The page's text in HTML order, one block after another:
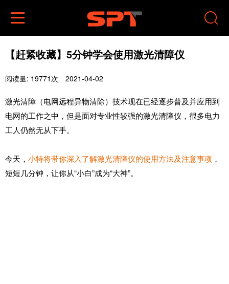
 
【赶紧收藏】5分钟学会使用激光清障仪
阅读量: 19771次 2021-04-02
激光清障（电网远程异物清除）技术现在已经逐步普及并应用到
电网的工作之中，但是面对专业性较强的激光清障仪，很多电力
工人仍然无从下手。
今天， 小特将带你深入了解激光清障仪的使用方法及注意事项 ，
短短几分钟，让你从“小白”成为“大神”。